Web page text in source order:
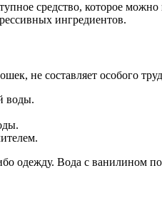
средство, которое
ингредиентов.
не составляет особого
воды.
одежду. Вода с ванилином